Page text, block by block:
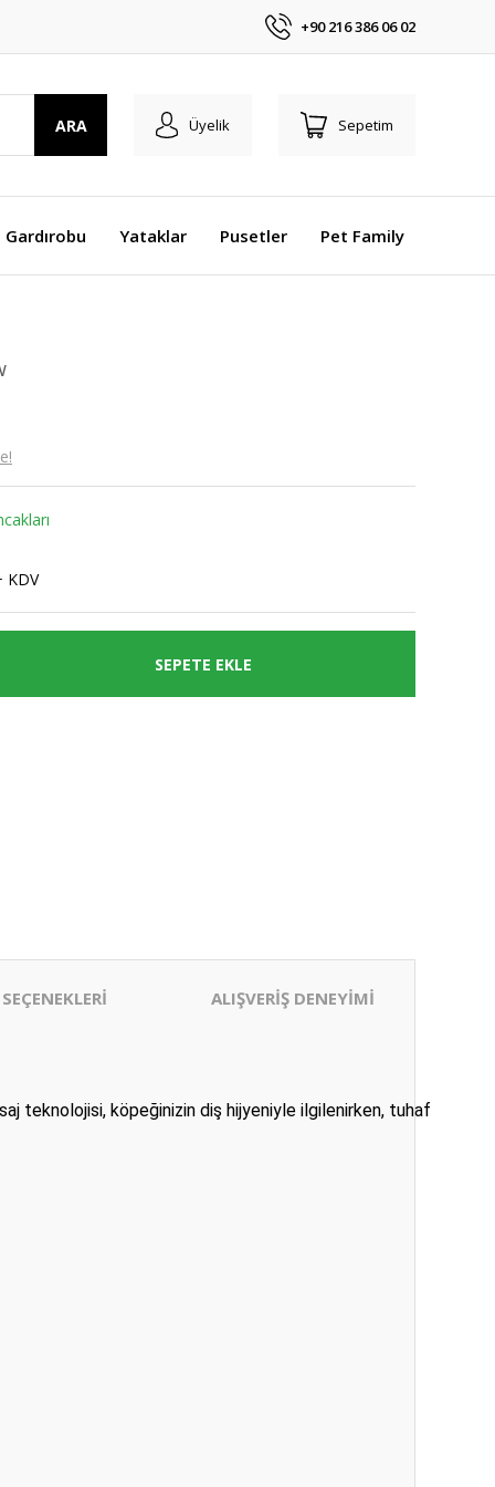
+90 216 386 06 02
ARA Üyelik Sepetim
Yataklar Pusetler Pet Family
KDV
SEPETE EKLE
ALIŞVERİŞ DENEYİMİ
teknolojisi, köpeğinizin diş hijyeniyle ilgilenirken, tuhaf